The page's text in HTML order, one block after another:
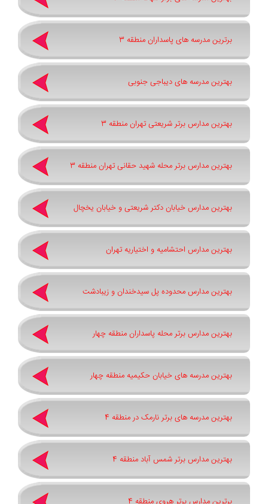
برترین مدرسه های پاسداران منطقه 3
بهترین مدرسه های دیباجی جنوبی
بهترین مدارس برتر شریعتی تهران منطقه 3
بهترین مدارس برتر محله شهید حقانی تهران منطقه 3
بهترین مدارس خیابان دکتر شریعتی و خیابان یخچال
بهترین مدارس احتشامیه و اختیاریه تهران
بهترین مدارس محدوده پل سیدخندان و زیبادشت
بهترین مدارس برتر محله پاسداران منطقه چهار
بهترین مدرسه های خیابان حکیمیه منطقه چهار
بهترین مدرسه های برتر نارمک در منطقه 4
بهترین مدارس برتر شمس آباد منطقه 4
برترین مدارس برتر هروی منطقه 4